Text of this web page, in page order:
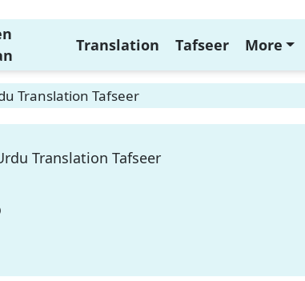
Translation Tafseer More
Translation Tafseer
Translation Tafseer